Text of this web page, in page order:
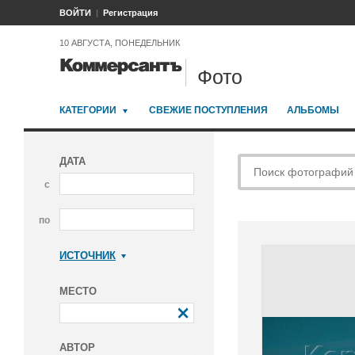
ВОЙТИ Регистрация
10 АВГУСТА, ПОНЕДЕЛЬНИК
Фото
КАТЕГОРИИ СВЕЖИЕ ПОСТУПЛЕНИЯ АЛЬБОМЫ
ДАТА
с
по
ИСТОЧНИК
МЕСТО
АВТОР